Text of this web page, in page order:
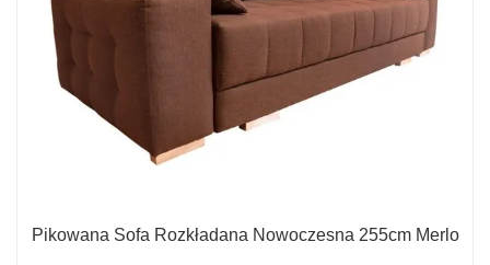
Pikowana Sofa Rozkładana Nowoczesna 255cm Merlo